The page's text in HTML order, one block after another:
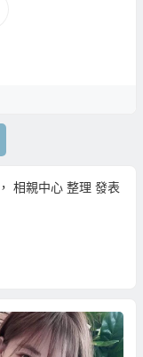
， 相親中心整理 發表